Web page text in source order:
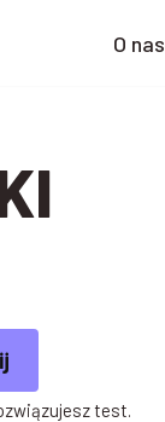
O nas
test.